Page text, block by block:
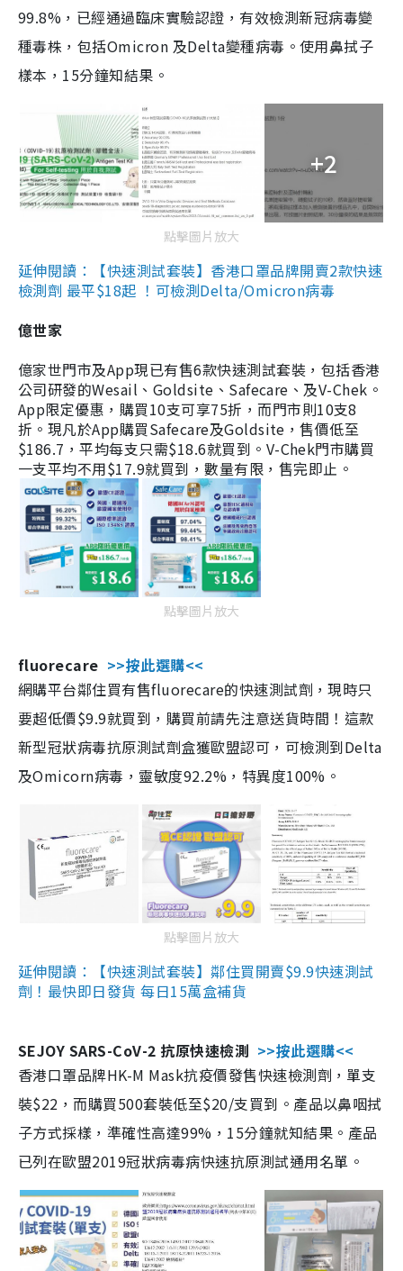
99.8%，已經通過臨床實驗認證，有效檢測新冠病毒變
種毒株，包括Omicron 及Delta變種病毒。使用鼻拭子
樣本，15分鐘知結果。
+2
點擊圖片放大
延伸閱讀：【快速測試套裝】香港口罩品牌開賣2款快速
檢測劑 最平$18起 ！可檢測Delta/Omicron病毒
億世家
億家世門市及App現已有售6款快速測試套裝，包括香港
公司研發的Wesail、Goldsite、Safecare、及V-Chek。
App限定優惠，購買10支可享75折，而門市則10支8
折。現凡於App購買Safecare及Goldsite，售價低至
$186.7，平均每支只需$18.6就買到。V-Chek門市購買
一支平均不用$17.9就買到，數量有限，售完即止。
點擊圖片放大
fluorecare >>按此選購<<
網購平台鄰住買有售fluorecare的快速測試劑，現時只
要超低價$9.9就買到，購買前請先注意送貨時間！這款
新型冠狀病毒抗原測試劑盒獲歐盟認可，可檢測到Delta
及Omicorn病毒，靈敏度92.2%，特異度100%。
點擊圖片放大
延伸閱讀：【快速測試套裝】鄰住買開賣$9.9快速測試
劑！最快即日發貨 每日15萬盒補貨
SEJOY SARS-CoV-2 抗原快速檢測 >>按此選購<<
香港口罩品牌HK-M Mask抗疫價發售快速檢測劑，單支
裝$22，而購買500套裝低至$20/支買到。產品以鼻咽拭
子方式採樣，準確性高達99%，15分鐘就知結果。產品
已列在歐盟2019冠狀病毒病快速抗原測試通用名單。